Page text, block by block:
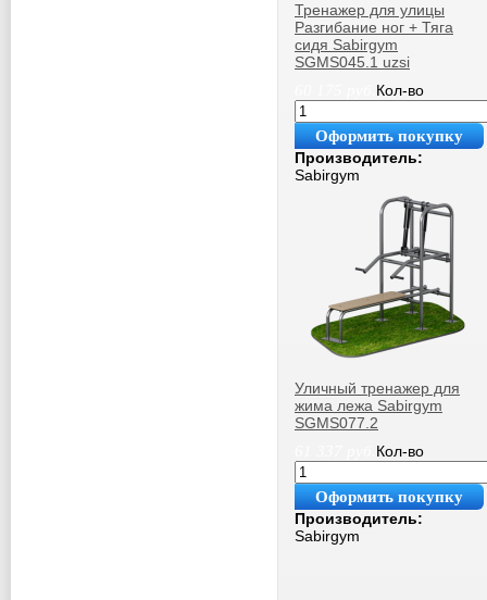
Тренажер для улицы
Разгибание ног + Тяга
сидя Sabirgym
SGMS045.1 uzsi
Кол-во
Оформить покупку
Производитель:
Sabirgym
Уличный тренажер для
жима лежа Sabirgym
SGMS077.2
Кол-во
Оформить покупку
Производитель:
Sabirgym